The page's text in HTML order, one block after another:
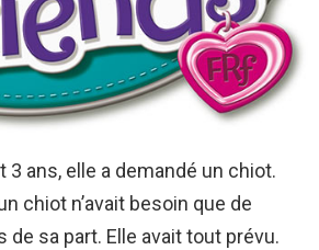
3 ans, elle a demandé un chiot.
chiot n’avait besoin que de
de sa part. Elle avait tout prévu.